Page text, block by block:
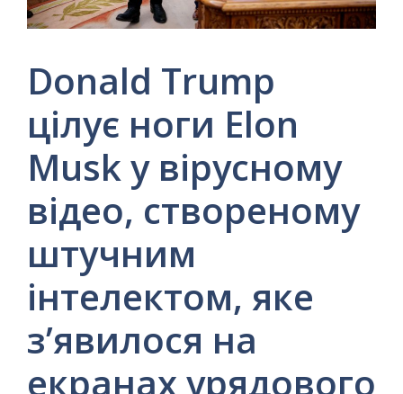
Donald Trump
цілує ноги Elon
Musk у вірусному
відео, створеному
штучним
інтелектом, яке
з’явилося на
екранах урядового